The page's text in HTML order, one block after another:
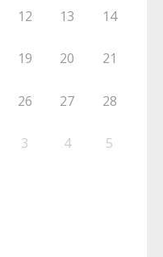
12 13 14
19 20 21
26 27 28
3 4 5